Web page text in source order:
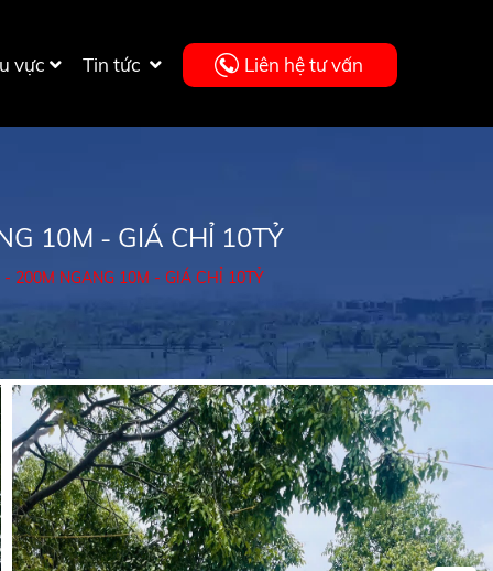
vực Tin tức Liên hệ tư vấn
10M - GIÁ CHỈ 10TỶ
200M NGANG 10M - GIÁ CHỈ 10TỶ